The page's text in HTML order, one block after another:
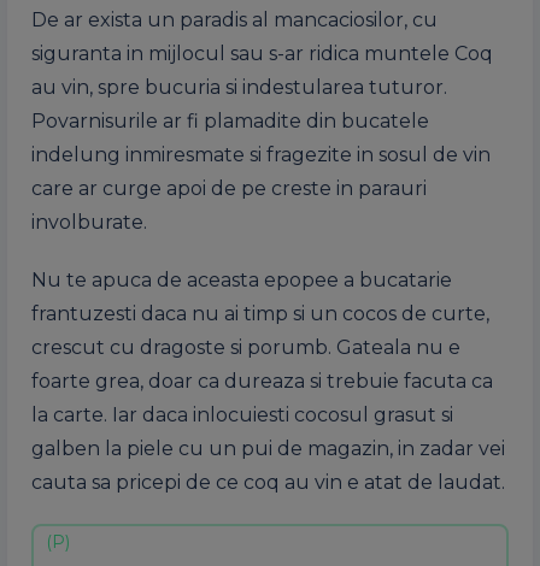
De ar exista un paradis al mancaciosilor, cu
siguranta in mijlocul sau s-ar ridica muntele Coq
au vin, spre bucuria si indestularea tuturor.
Povarnisurile ar fi plamadite din bucatele
indelung inmiresmate si fragezite in sosul de vin
care ar curge apoi de pe creste in parauri
involburate.
Nu te apuca de aceasta epopee a bucatarie
frantuzesti daca nu ai timp si un cocos de curte,
crescut cu dragoste si porumb. Gateala nu e
foarte grea, doar ca dureaza si trebuie facuta ca
la carte. Iar daca inlocuiesti cocosul grasut si
galben la piele cu un pui de magazin, in zadar vei
cauta sa pricepi de ce coq au vin e atat de laudat.